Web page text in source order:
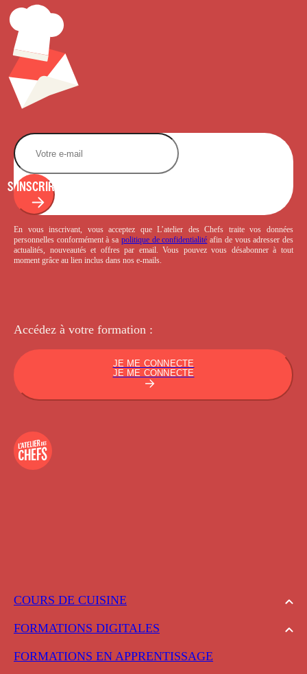
COURS DE CUISINE
FORMATIONS DIGITALES
FORMATIONS EN APPRENTISSAGE
S'INSCRIRE
En vous inscrivant, vous acceptez que L’atelier des Chefs traite vos données
personnelles conformément à sa politique de confidentialité afin de vous adresser des
actualités, nouveautés et offres par email. Vous pouvez vous désabonner à tout
moment grâce au lien inclus dans nos e-mails.
Accédez à votre formation :
JE ME CONNECTE
JE ME CONNECTE